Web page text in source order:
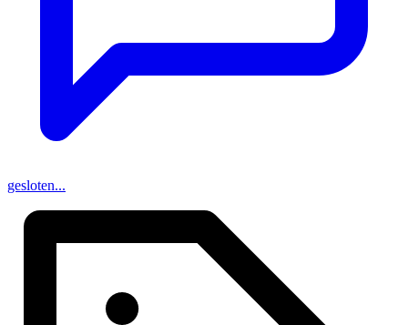
gesloten...